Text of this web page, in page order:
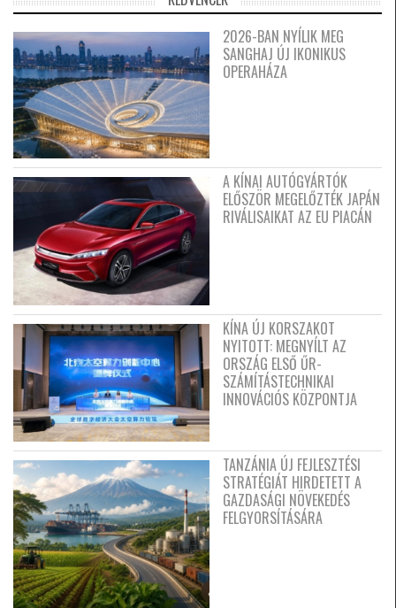
2026-BAN NYÍLIK MEG
SANGHAJ ÚJ IKONIKUS
OPERAHÁZA
A KÍNAI AUTÓGYÁRTÓK
ELŐSZÖR MEGELŐZTÉK JAPÁN
RIVÁLISAIKAT AZ EU PIACÁN
KÍNA ÚJ KORSZAKOT
NYITOTT: MEGNYÍLT AZ
ORSZÁG ELSŐ ŰR-
SZÁMÍTÁSTECHNIKAI
INNOVÁCIÓS KÖZPONTJA
TANZÁNIA ÚJ FEJLESZTÉSI
STRATÉGIÁT HIRDETETT A
GAZDASÁGI NÖVEKEDÉS
FELGYORSÍTÁSÁRA